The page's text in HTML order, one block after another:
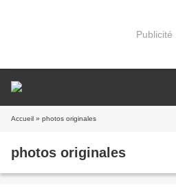
Publicité
Accueil » photos originales
photos originales